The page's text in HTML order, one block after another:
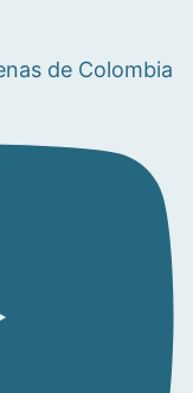
de Colombia